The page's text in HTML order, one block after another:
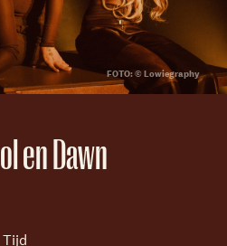
FOTO: © Lowiegraphy
en Dawn
Tijd